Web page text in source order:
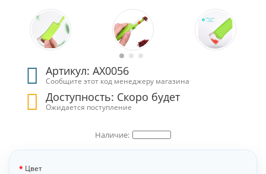
Артикул: АХ0056
Сообщите этот код менеджеру магазина
Доступность: Скоро будет
Ожидается поступление
Цвет